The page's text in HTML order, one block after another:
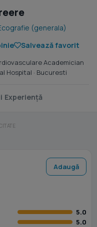
(generala)
Salvează favorit
Academician
Hospital · Bucuresti
Experiență
Adaugă
5.0
5.0